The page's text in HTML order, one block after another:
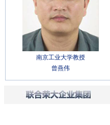
南京工业大学教授
曾燕伟